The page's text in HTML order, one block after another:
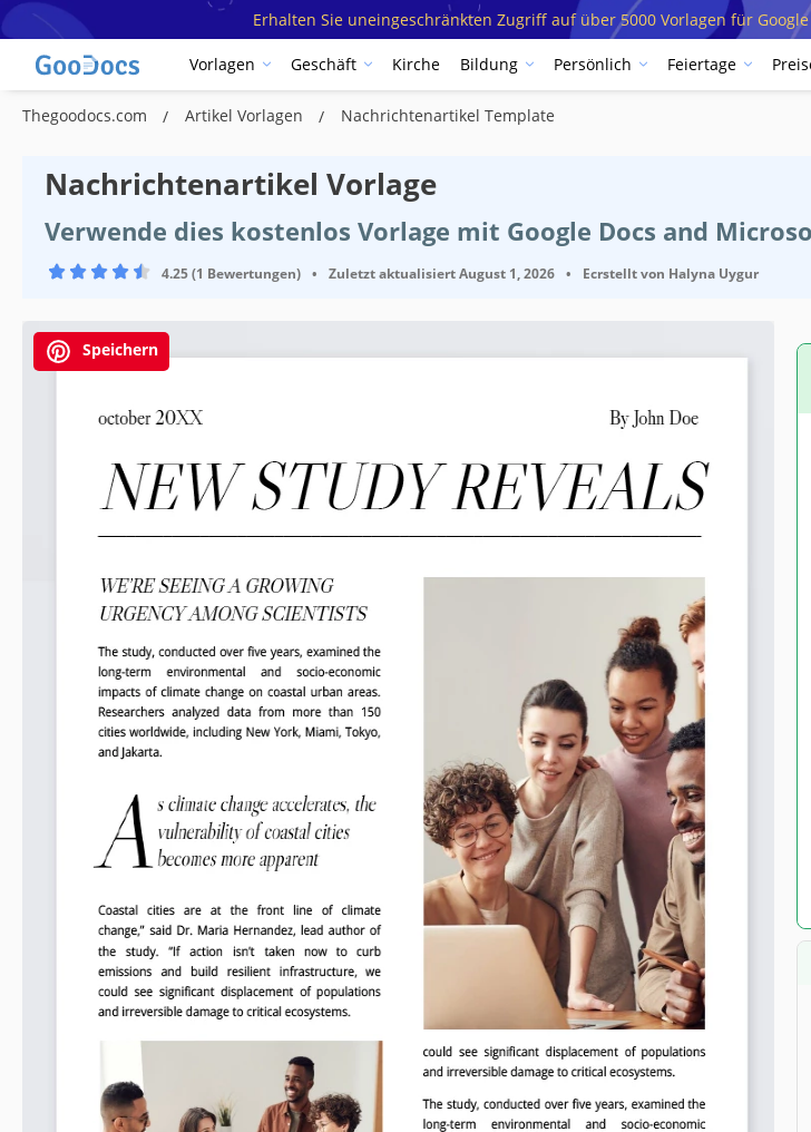
Erhalten Sie uneingeschränkten Zugriff auf über 5000 Vorlagen für Google
Vorlagen Geschäft Kirche Bildung Persönlich Feiertage
Thegoodocs.com Artikel Vorlagen Nachrichtenartikel Template
Nachrichtenartikel Vorlage
Verwende dies kostenlos Vorlage mit Google Docs and
4.25 (1 Bewertungen) • Zuletzt aktualisiertAugust 1, 2026 • Ecrstellt von Halyna Uygur
Speichern